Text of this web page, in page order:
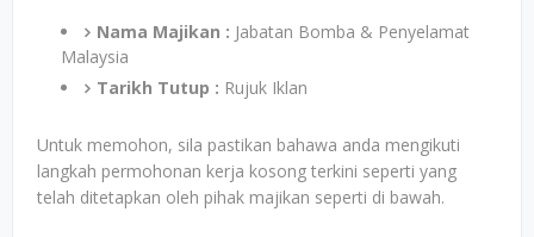
Nama Majikan : Jabatan Bomba & Penyelamat
Malaysia
Tarikh Tutup : Rujuk Iklan
Untuk memohon, sila pastikan bahawa anda mengikuti
langkah permohonan kerja kosong terkini seperti yang
telah ditetapkan oleh pihak majikan seperti di bawah.